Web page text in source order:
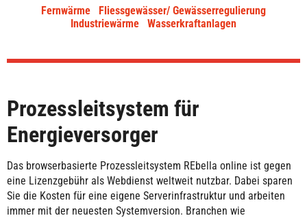
Fernwärme
Fliessgewässer/ Gewässerregulierung
Industriewärme
Wasserkraftanlagen
Prozessleitsystem für
Energieversorger
Das browserbasierte Prozessleitsystem REbella online ist gegen
eine Lizenzgebühr als Webdienst weltweit nutzbar. Dabei sparen
Sie die Kosten für eine eigene Serverinfrastruktur und arbeiten
immer mit der neuesten Systemversion. Branchen wie